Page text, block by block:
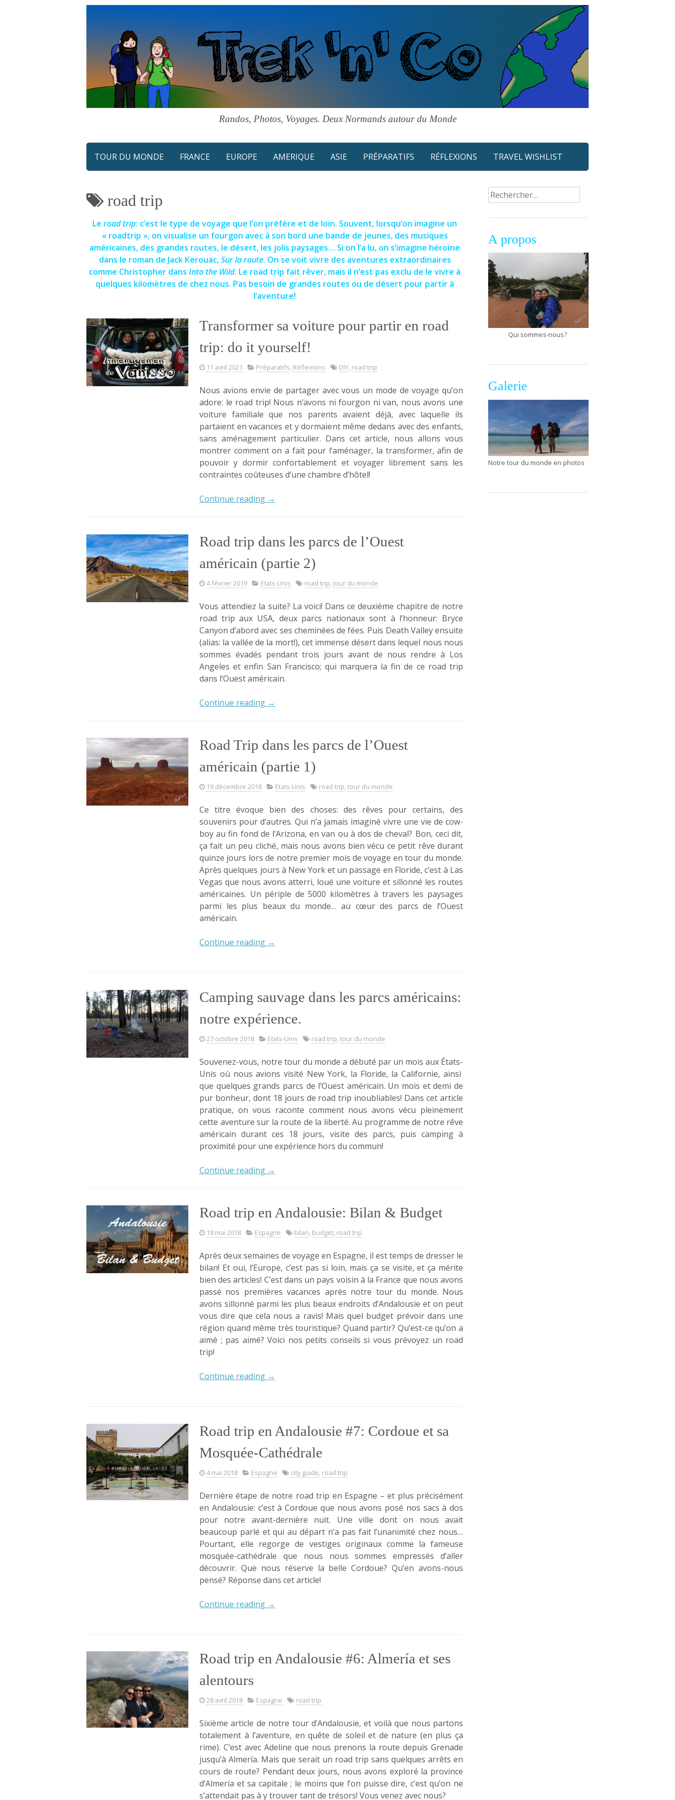
Randos, Photos, Voyages. Deux Normands autour du Monde
TOUR DU MONDE FRANCE EUROPE AMERIQUE ASIE PRÉPARATIFS RÉFLEXIONS TRAVEL WISHLIST
road trip
Le road trip: c’est le type de voyage que l’on préfère et de loin. Souvent, lorsqu’on imagine un
« roadtrip », on visualise un fourgon avec à son bord une bande de jeunes, des musiques
américaines, des grandes routes, le désert, les jolis paysages… Si on l’a lu, on s’imagine héroïne
dans le roman de Jack Kerouac,Sur la route. On se voit vivre des aventures extraordinaires
comme Christopher dans Into the Wild. Le road trip fait rêver, mais il n’est pas exclu de le vivre à
quelques kilomètres de chez nous. Pas besoin de grandes routes ou de désert pour partir à
l’aventure!
Transformer sa voiture pour partir en road
trip: do it yourself!
11 avril 2021 Préparatifs, Réflexions DIY, road trip
Nous avions envie de partager avec vous un mode de voyage qu’on
adore: le road trip! Nous n’avons ni fourgon ni van, nous avons une
voiture familiale que nos parents avaient déjà, avec laquelle ils
partaient en vacances et y dormaient même dedans avec des enfants,
sans aménagement particulier. Dans cet article, nous allons vous
montrer comment on a fait pour l’aménager, la transformer, afin de
pouvoir y dormir confortablement et voyager librement sans les
contraintes coûteuses d’une chambre d’hôtel!
Continue reading « Transformer
partir
road
trip:
it
yourself! »
→
Road trip dans les parcs de l’Ouest
américain (partie 2)
4 février 2019 Etats-Unis road trip tour du monde
Vous attendiez la suite? La voici! Dans ce deuxième chapitre de notre
road trip aux USA, deux parcs nationaux sont à l’honneur: Bryce
Canyon d’abord avec ses cheminées de fées. Puis Death Valley ensuite
(alias: la vallée de la mort!), cet immense désert dans lequel nous nous
sommes évadés pendant trois jours avant de nous rendre à Los
Angeles et enfin San Francisco; qui marquera la fin de ce road trip
dans l’Ouest américain.
Continue reading « Road
les
parcs
de
l’Ouest
américain
2) »
→
Road Trip dans les parcs de l’Ouest
américain (partie 1)
19 décembre 2018 Etats-Unis road trip, tour du monde
Ce titre évoque bien des choses: des rêves pour certains, des
souvenirs pour d’autres. Qui n’a jamais imaginé vivre une vie de cow-
boy au fin fond de l’Arizona, en van ou à dos de cheval? Bon, ceci dit,
ça fait un peu cliché, mais nous avons bien vécu ce petit rêve durant
quinze jours lors de notre premier mois de voyage en tour du monde.
Après quelques jours à New York et un passage en Floride, c’est à Las
Vegas que nous avons atterri, loué une voiture et sillonné les routes
américaines. Un périple de 5000 kilomètres à travers les paysages
parmi les plus beaux du monde… au cœur des parcs de l’Ouest
américain.
Continue reading « Road
de
l’Ouest
américain
(partie
→
Camping sauvage dans les parcs américains:
notre expérience.
27 octobre 2018 Etats-Unis road trip tour du monde
Souvenez-vous, notre tour du monde a débuté par un mois aux États-
Unis où nous avions visité New York, la Floride, la Californie, ainsi
que quelques grands parcs de l’Ouest américain. Un mois et demi de
pur bonheur, dont 18 jours de road trip inoubliables! Dans cet article
pratique, on vous raconte comment nous avons vécu pleinement
cette aventure sur la route de la liberté. Au programme de notre rêve
américain durant ces 18 jours, visite des parcs, puis camping à
proximité pour une expérience hors du commun!
Continue reading « Camping
parcs
américains:
expérience. »
→
Road trip en Andalousie: Bilan & Budget
18 mai 2018 Espagne bilan, budget, road trip
Après deux semaines de voyage en Espagne, il est temps de dresser le
bilan! Et oui, l’Europe, c’est pas si loin, mais ça se visite, et ça mérite
bien des articles! C’est dans un pays voisin à la France que nous avons
passé nos premières vacances après notre tour du monde. Nous
avons sillonné parmi les plus beaux endroits d’Andalousie et on peut
vous dire que cela nous a ravis! Mais quel budget prévoir dans une
région quand même très touristique? Quand partir? Qu’est-ce qu’on a
aimé ; pas aimé? Voici nos petits conseils si vous prévoyez un road
trip!
Continue reading « Road
Bilan
&
Budget »
→
Road trip en Andalousie #7: Cordoue et sa
Mosquée-Cathédrale
4 mai 2018 Espagne city guide road trip
Dernière étape de notre road trip en Espagne – et plus précisément
en Andalousie: c’est à Cordoue que nous avons posé nos sacs à dos
pour notre avant-dernière nuit. Une ville dont on nous avait
beaucoup parlé et qui au départ n’a pas fait l’unanimité chez nous…
Pourtant, elle regorge de vestiges originaux comme la fameuse
mosquée-cathédrale que nous nous sommes empressés d’aller
découvrir. Que nous réserve la belle Cordoue? Qu’en avons-nous
pensé? Réponse dans cet article!
Continue reading « Road
Cordoue
Mosquée-
→
Road trip en Andalousie #6: Almería et ses
alentours
28 avril 2018 Espagne road trip
Sixième article de notre tour d’Andalousie, et voilà que nous partons
totalement à l’aventure, en quête de soleil et de nature (en plus ça
rime). C’est avec Adeline que nous prenons la route depuis Grenade
jusqu’à Almería. Mais que serait un road trip sans quelques arrêts en
cours de route? Pendant deux jours, nous avons exploré la province
d’Almería et sa capitale ; le moins que l’on puisse dire, c’est qu’on ne
s’attendait pas à y trouver tant de trésors! Vous venez avec nous?
Rechercher :
A propos
Qui sommes-nous?
Galerie
Notre tour du monde en photos